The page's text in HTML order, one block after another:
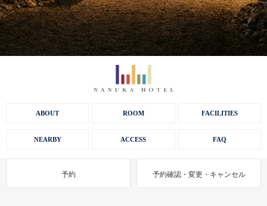
ABOUT ROOM FACILITIES
NEARBY ACCESS FAQ
予約 予約確認・変更・キャンセル